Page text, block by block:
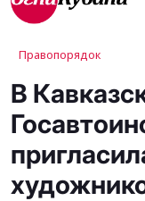
Правопорядок
В